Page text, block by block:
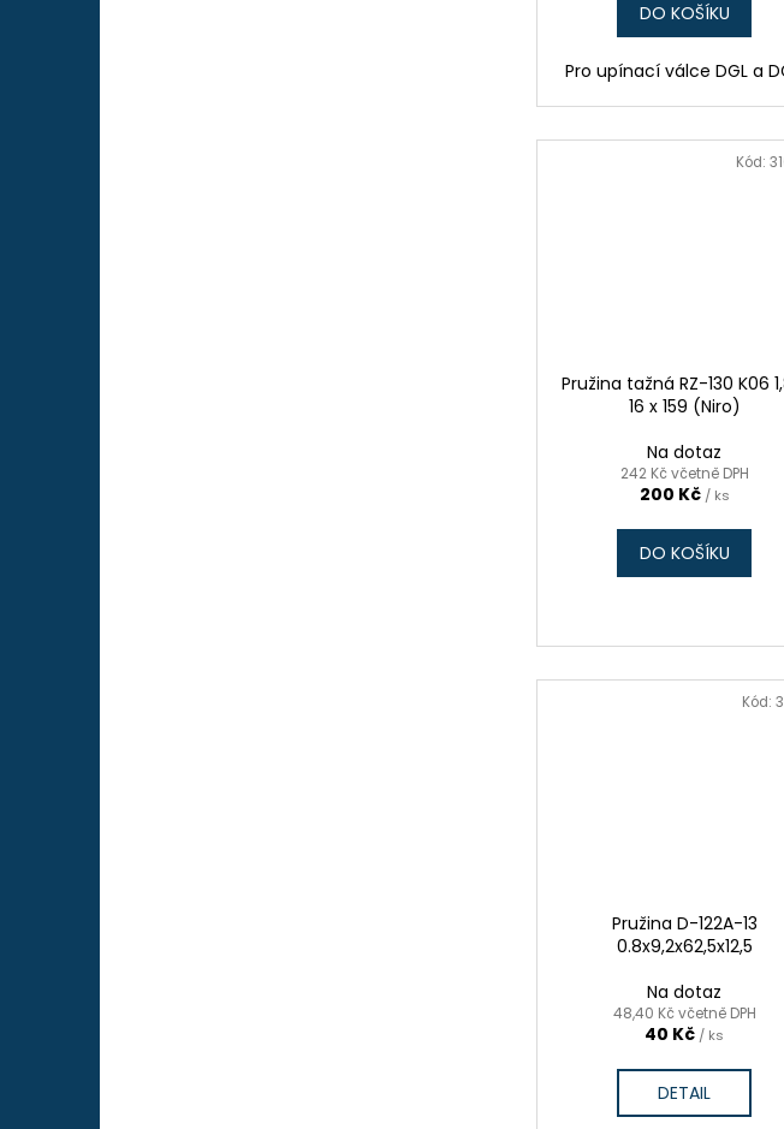
DO KOŠÍKU
Pro upínací válce DGL a
Pružina tažná RZ-130 K06
16 x 159 (Niro)
Na dotaz
242 Kč včetně DPH
200 Kč / ks
DO KOŠÍKU
Kód:
Pružina D-122A-13
0.8x9,2x62,5x12,5
Na dotaz
48,40 Kč včetně DPH
40 Kč / ks
DETAIL
Kód: